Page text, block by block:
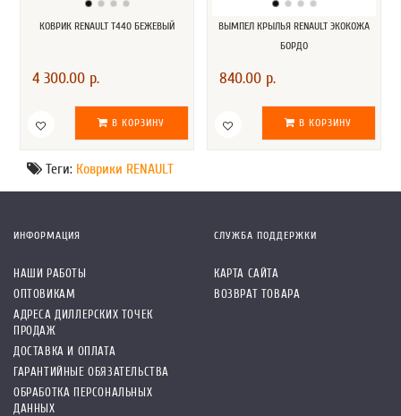
КОВРИК RENAULT T440 БЕЖЕВЫЙ
4 300.00 р.
В КОРЗИНУ
ВЫМПЕЛ КРЫЛЬЯ RENAULT ЭКОКОЖА
БОРДО
840.00 р.
В КОРЗИНУ
Теги: Коврики RENAULT
ИНФОРМАЦИЯ
НАШИ РАБОТЫ
ОПТОВИКАМ
АДРЕСА ДИЛЛЕРСКИХ ТОЧЕК
ПРОДАЖ
ДОСТАВКА И ОПЛАТА
ГАРАНТИЙНЫЕ ОБЯЗАТЕЛЬСТВА
ОБРАБОТКА ПЕРСОНАЛЬНЫХ
ДАННЫХ
СЛУЖБА ПОДДЕРЖКИ
КАРТА САЙТА
ВОЗВРАТ ТОВАРА